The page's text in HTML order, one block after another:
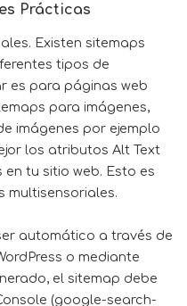
Prácticas
Existen sitemaps
tipos de
es para páginas web
para imágenes,
imágenes por ejemplo
los atributos Alt Text
tu sitio web. Esto es
multisensoriales.
automático a través de
o mediante
el sitemap debe
(google-search-